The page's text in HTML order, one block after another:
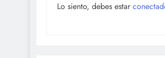
Lo siento, debes estar